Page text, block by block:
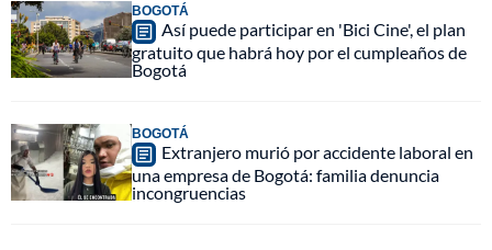
BOGOTÁ
Así puede participar en 'Bici Cine', el plan
gratuito que habrá hoy por el cumpleaños de
Bogotá
BOGOTÁ
Extranjero murió por accidente laboral en
una empresa de Bogotá: familia denuncia
incongruencias